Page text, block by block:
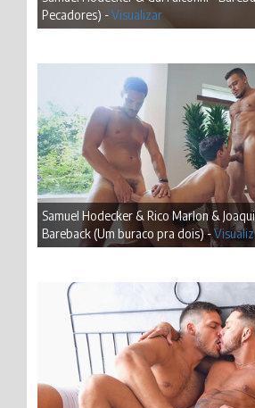
Pecadores) -Visualizar
Samuel Hodecker & Rico Marlon &
Bareback (Um buraco pra dois) -